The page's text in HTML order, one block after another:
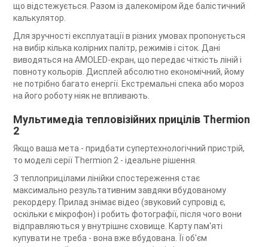
що відстежується. Разом із далекоміром йде балістичний
калькулятор.
Для зручності експлуатації в різних умовах пропонується
на вибір кілька колірних палітр, режимів і сіток. Дані
виводяться на AMOLED-екран, що передає чіткість ліній і
повноту кольорів. Дисплей абсолютно економічний, йому
не потрібно багато енергії. Екстремальні спека або мороз
на його роботу ніяк не впливають.
Мультимедіа тепловізійних прицілів Thermion
2
Якщо ваша мета - придбати супертехнологічний пристрій,
то моделі серії Thermion 2 - ідеальне рішення.
З теплоприцілами лінійки спостереження стає
максимально результативним завдяки вбудованому
рекордеру. Прилад знімає відео (звуковий супровід є,
оскільки є мікрофон) і робить фотографії, після чого вони
відправляються у внутрішнє сховище. Карту пам'яті
купувати не треба - вона вже вбудована. Її об'єм